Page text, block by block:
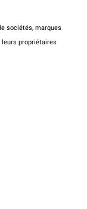
sociétés, marques
propriétaires